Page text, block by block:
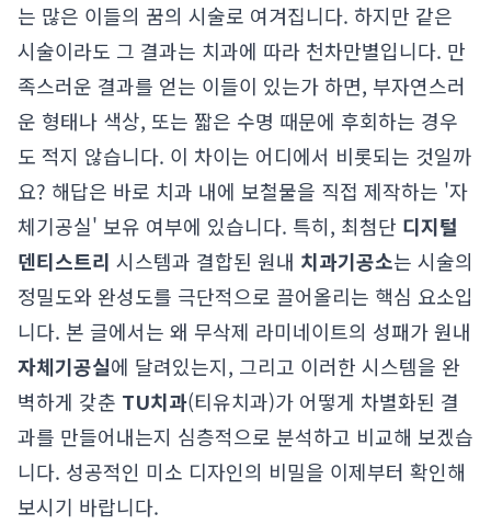
는 많은 이들의 꿈의 시술로 여겨집니다. 하지만 같은
시술이라도 그 결과는 치과에 따라 천차만별입니다. 만
족스러운 결과를 얻는 이들이 있는가 하면, 부자연스러
운 형태나 색상, 또는 짧은 수명 때문에 후회하는 경우
도 적지 않습니다. 이 차이는 어디에서 비롯되는 것일까
요? 해답은 바로 치과 내에 보철물을 직접 제작하는 '자
체기공실' 보유 여부에 있습니다. 특히, 최첨단 디지털
덴티스트리 시스템과 결합된 원내 치과기공소는 시술의
정밀도와 완성도를 극단적으로 끌어올리는 핵심 요소입
니다. 본 글에서는 왜 무삭제 라미네이트의 성패가 원내
자체기공실에 달려있는지, 그리고 이러한 시스템을 완
벽하게 갖춘 TU치과(티유치과)가 어떻게 차별화된 결
과를 만들어내는지 심층적으로 분석하고 비교해 보겠습
니다. 성공적인 미소 디자인의 비밀을 이제부터 확인해
보시기 바랍니다.